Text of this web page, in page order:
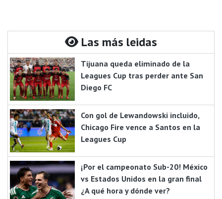
Las más leidas
Tijuana queda eliminado de la
Leagues Cup tras perder ante San
Diego FC
Con gol de Lewandowski incluido,
Chicago Fire vence a Santos en la
Leagues Cup
¡Por el campeonato Sub-20! México
vs Estados Unidos en la gran final
¿A qué hora y dónde ver?